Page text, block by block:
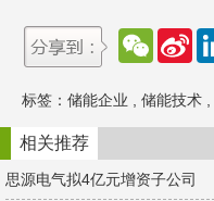
W
e
h
a
t
S
a
W
e
b
o
标签： 储能企业 储能技术
相关推荐
思源电气拟4亿元增资子公司